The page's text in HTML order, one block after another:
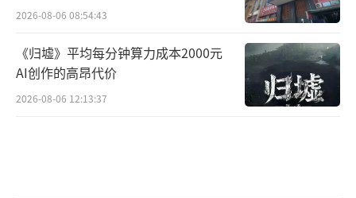
2026-08-06 08:54:43
《归墟》平均每分钟算力成本2000元
AI创作的高昂代价
2026-08-06 12:13:37